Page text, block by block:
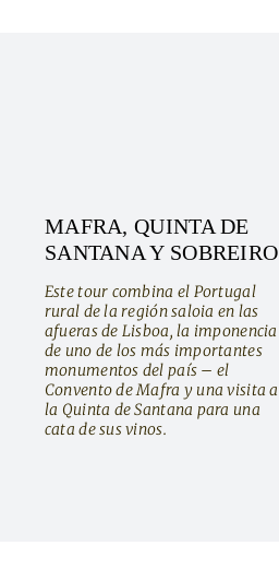
MAFRA, QUINTA DE
SANTANA Y SOBREIRO
Este tour combina el Portugal
rural de la región saloia en las
afueras de Lisboa, la imponencia
de uno de los más importantes
monumentos del país – el
Convento de Mafra y una visita a
la Quinta de Santana para una
cata de sus vinos.